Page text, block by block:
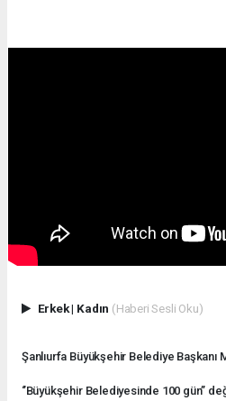
Erkek| Kadın (Haberi Sesli Oku)
Şanlıurfa Büyükşehir Belediye Başkanı
‘’Büyükşehir Belediyesinde 100 gün’’